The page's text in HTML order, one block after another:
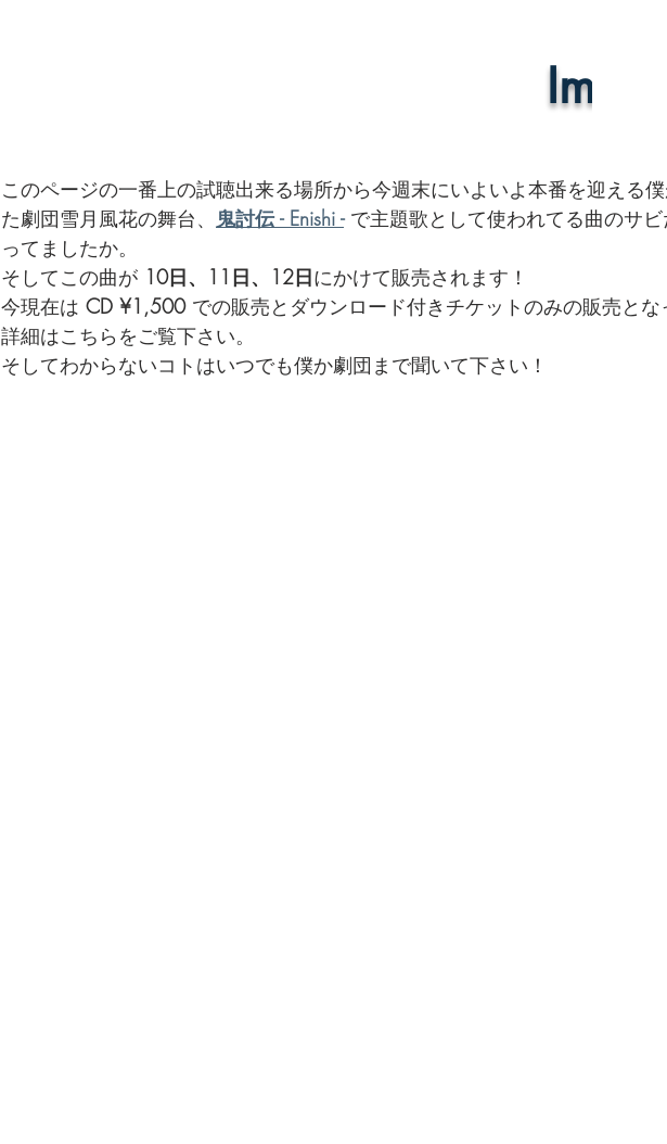
このページの一番上の試聴出来る場所から今週末にいよいよ本番を迎える
た劇団雪月風花の舞台、 鬼討伝 - Enishi - で主題歌として使われてる曲のサ
ってましたか。
そしてこの曲が 10日、11日、12日にかけて販売されます！
今現在は CD ¥1,500 での販売とダウンロード付きチケットのみの販売とな
詳細はこちらをご覧下さい。
そしてわからないコトはいつでも僕か劇団まで聞いて下さい！